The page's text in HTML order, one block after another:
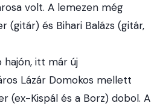
volt. A lemezen még
(gitár) és Bihari Balázs (gitár,
itt már új
Lázár Domokos mellett
(ex-Kispál és a Borz) dobol. A